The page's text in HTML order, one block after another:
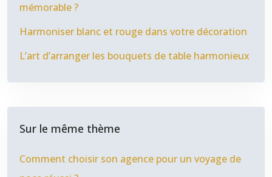
mémorable ?
Harmoniser blanc et rouge dans votre décoration
L’art d’arranger les bouquets de table harmonieux
Sur le même thème
Comment choisir son agence pour un voyage de